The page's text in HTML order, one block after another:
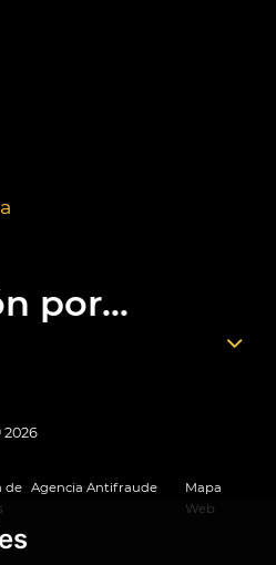
por...
2026
de Agencia Antifraude
Mapa
Web